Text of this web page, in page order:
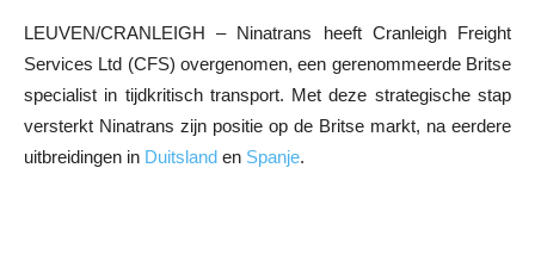
LEUVEN/CRANLEIGH – Ninatrans heeft Cranleigh Freight
Services Ltd (CFS) overgenomen, een gerenommeerde Britse
specialist in tijdkritisch transport. Met deze strategische stap
versterkt Ninatrans zijn positie op de Britse markt, na eerdere
uitbreidingen in Duitsland en Spanje.